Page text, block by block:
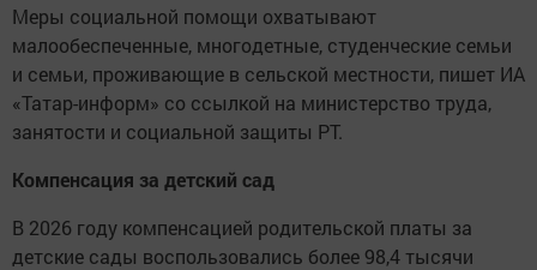
Меры социальной помощи охватывают
малообеспеченные, многодетные, студенческие семьи
и семьи, проживающие в сельской местности, пишет ИА
«Татар-информ» со ссылкой на министерство труда,
занятости и социальной защиты РТ.
Компенсация за детский сад
В 2026 году компенсацией родительской платы за
детские сады воспользовались более 98,4 тысячи